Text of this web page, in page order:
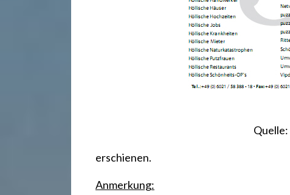
Quelle:
erschienen.
Anmerkung: